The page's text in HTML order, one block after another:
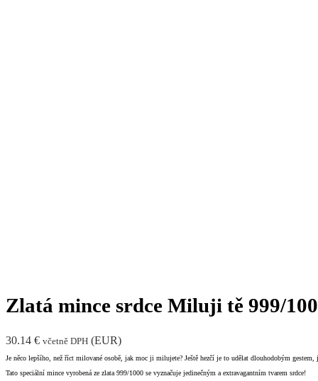
Zlatá mince srdce Miluji tě 999/
30.14 € včetně DPH (EUR)
Je něco lepšího, než říct milované osobě, jak moc ji milujete? Ještě hezčí je to udělat dlouhodobým
Tato speciální mince vyrobená ze zlata 999/1000 se vyznačuje jedinečným a extravagantním tvarem srdce!